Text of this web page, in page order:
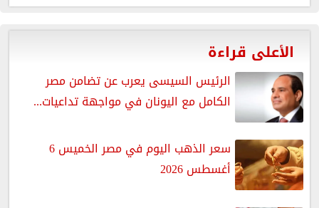
الأعلى قراءة
الرئيس السيسى يعرب عن تضامن مصر
الكامل مع اليونان في مواجهة تداعيات...
سعر الذهب اليوم في مصر الخميس 6
أغسطس 2026